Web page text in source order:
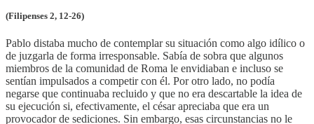
(Filipenses 2, 12-26)
Pablo distaba mucho de contemplar su situación como algo idílico o
de juzgarla de forma irresponsable. Sabía de sobra que algunos
miembros de la comunidad de Roma le envidiaban e incluso se
sentían impulsados a competir con él. Por otro lado, no podía
negarse que continuaba recluido y que no era descartable la idea de
su ejecución si, efectivamente, el césar apreciaba que era un
provocador de sediciones. Sin embargo, esas circunstancias no le